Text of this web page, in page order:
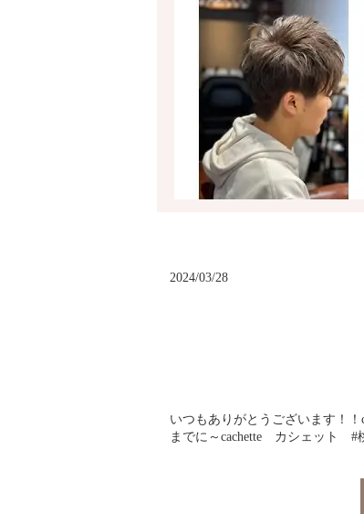
2024/03/28
いつもありがとうございます！
までに～cachette カシェット